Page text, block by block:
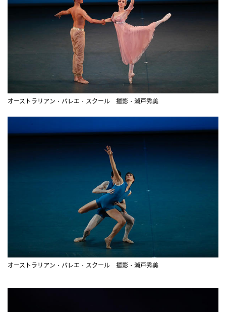
オーストラリアン・バレエ・スクール 撮影・瀬戸秀美
オーストラリアン・バレエ・スクール 撮影・瀬戸秀美